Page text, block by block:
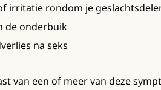
irritatie rondom je
de onderbuik
na seks
van een of meer van deze